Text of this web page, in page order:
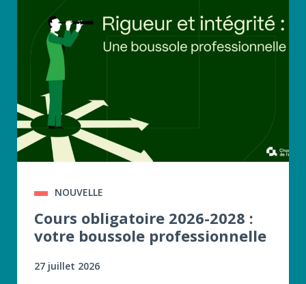
NOUVELLE
Cours obligatoire 2026-2028 :
votre boussole professionnelle
27 juillet 2026